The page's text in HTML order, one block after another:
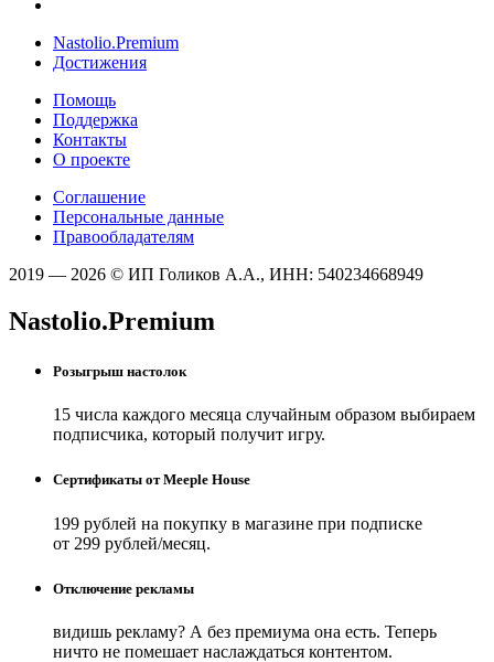
Nastolio.Premium
Достижения
Помощь
Поддержка
Контакты
О проекте
Соглашение
Персональные данные
Правообладателям
2019 — 2026 © ИП Голиков А.А., ИНН: 540234668949
Nastolio.Premium
Розыгрыш настолок
15 числа каждого месяца случайным образом выбираем
подписчика, который получит игру.
Сертификаты от Meeple House
199 рублей на покупку в магазине при подписке
от 299 рублей/месяц.
Отключение рекламы
видишь рекламу? А без премиума она есть. Теперь
ничто не помешает наслаждаться контентом.